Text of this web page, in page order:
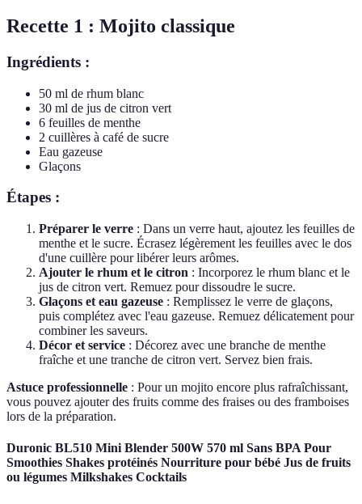
Recette 1 : Mojito classique
Ingrédients :
50 ml de rhum blanc
30 ml de jus de citron vert
6 feuilles de menthe
2 cuillères à café de sucre
Eau gazeuse
Glaçons
Étapes :
Préparer le verre : Dans un verre haut, ajoutez les feuilles de
menthe et le sucre. Écrasez légèrement les feuilles avec le dos
d'une cuillère pour libérer leurs arômes.
Ajouter le rhum et le citron : Incorporez le rhum blanc et le
jus de citron vert. Remuez pour dissoudre le sucre.
Glaçons et eau gazeuse : Remplissez le verre de glaçons,
puis complétez avec l'eau gazeuse. Remuez délicatement pour
combiner les saveurs.
Décor et service : Décorez avec une branche de menthe
fraîche et une tranche de citron vert. Servez bien frais.
Astuce professionnelle : Pour un mojito encore plus rafraîchissant,
vous pouvez ajouter des fruits comme des fraises ou des framboises
lors de la préparation.
Duronic BL510 Mini Blender 500W 570 ml Sans BPA Pour
Smoothies Shakes protéinés Nourriture pour bébé Jus de fruits
ou légumes Milkshakes Cocktails